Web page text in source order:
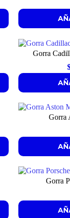
Gorra
Gorra
Gorra